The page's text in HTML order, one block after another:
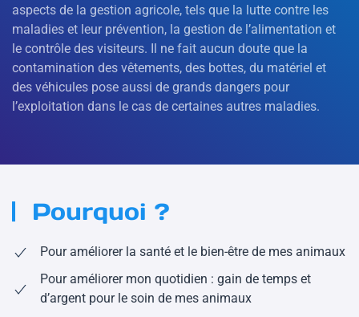
aspects de la gestion agricole, tels que la lutte contre les
maladies et leur prévention, la gestion de l’alimentation et
le contrôle des visiteurs. Il ne fait aucun doute que la
contamination des vêtements, des bottes, du matériel et
des véhicules pose aussi de grands dangers pour
l’exploitation dans le cas de certaines autres maladies.
Pourquoi ?
Pour améliorer la santé et le bien-être de mes animaux
Pour améliorer mon quotidien : gain de temps et
d’argent pour le soin de mes animaux